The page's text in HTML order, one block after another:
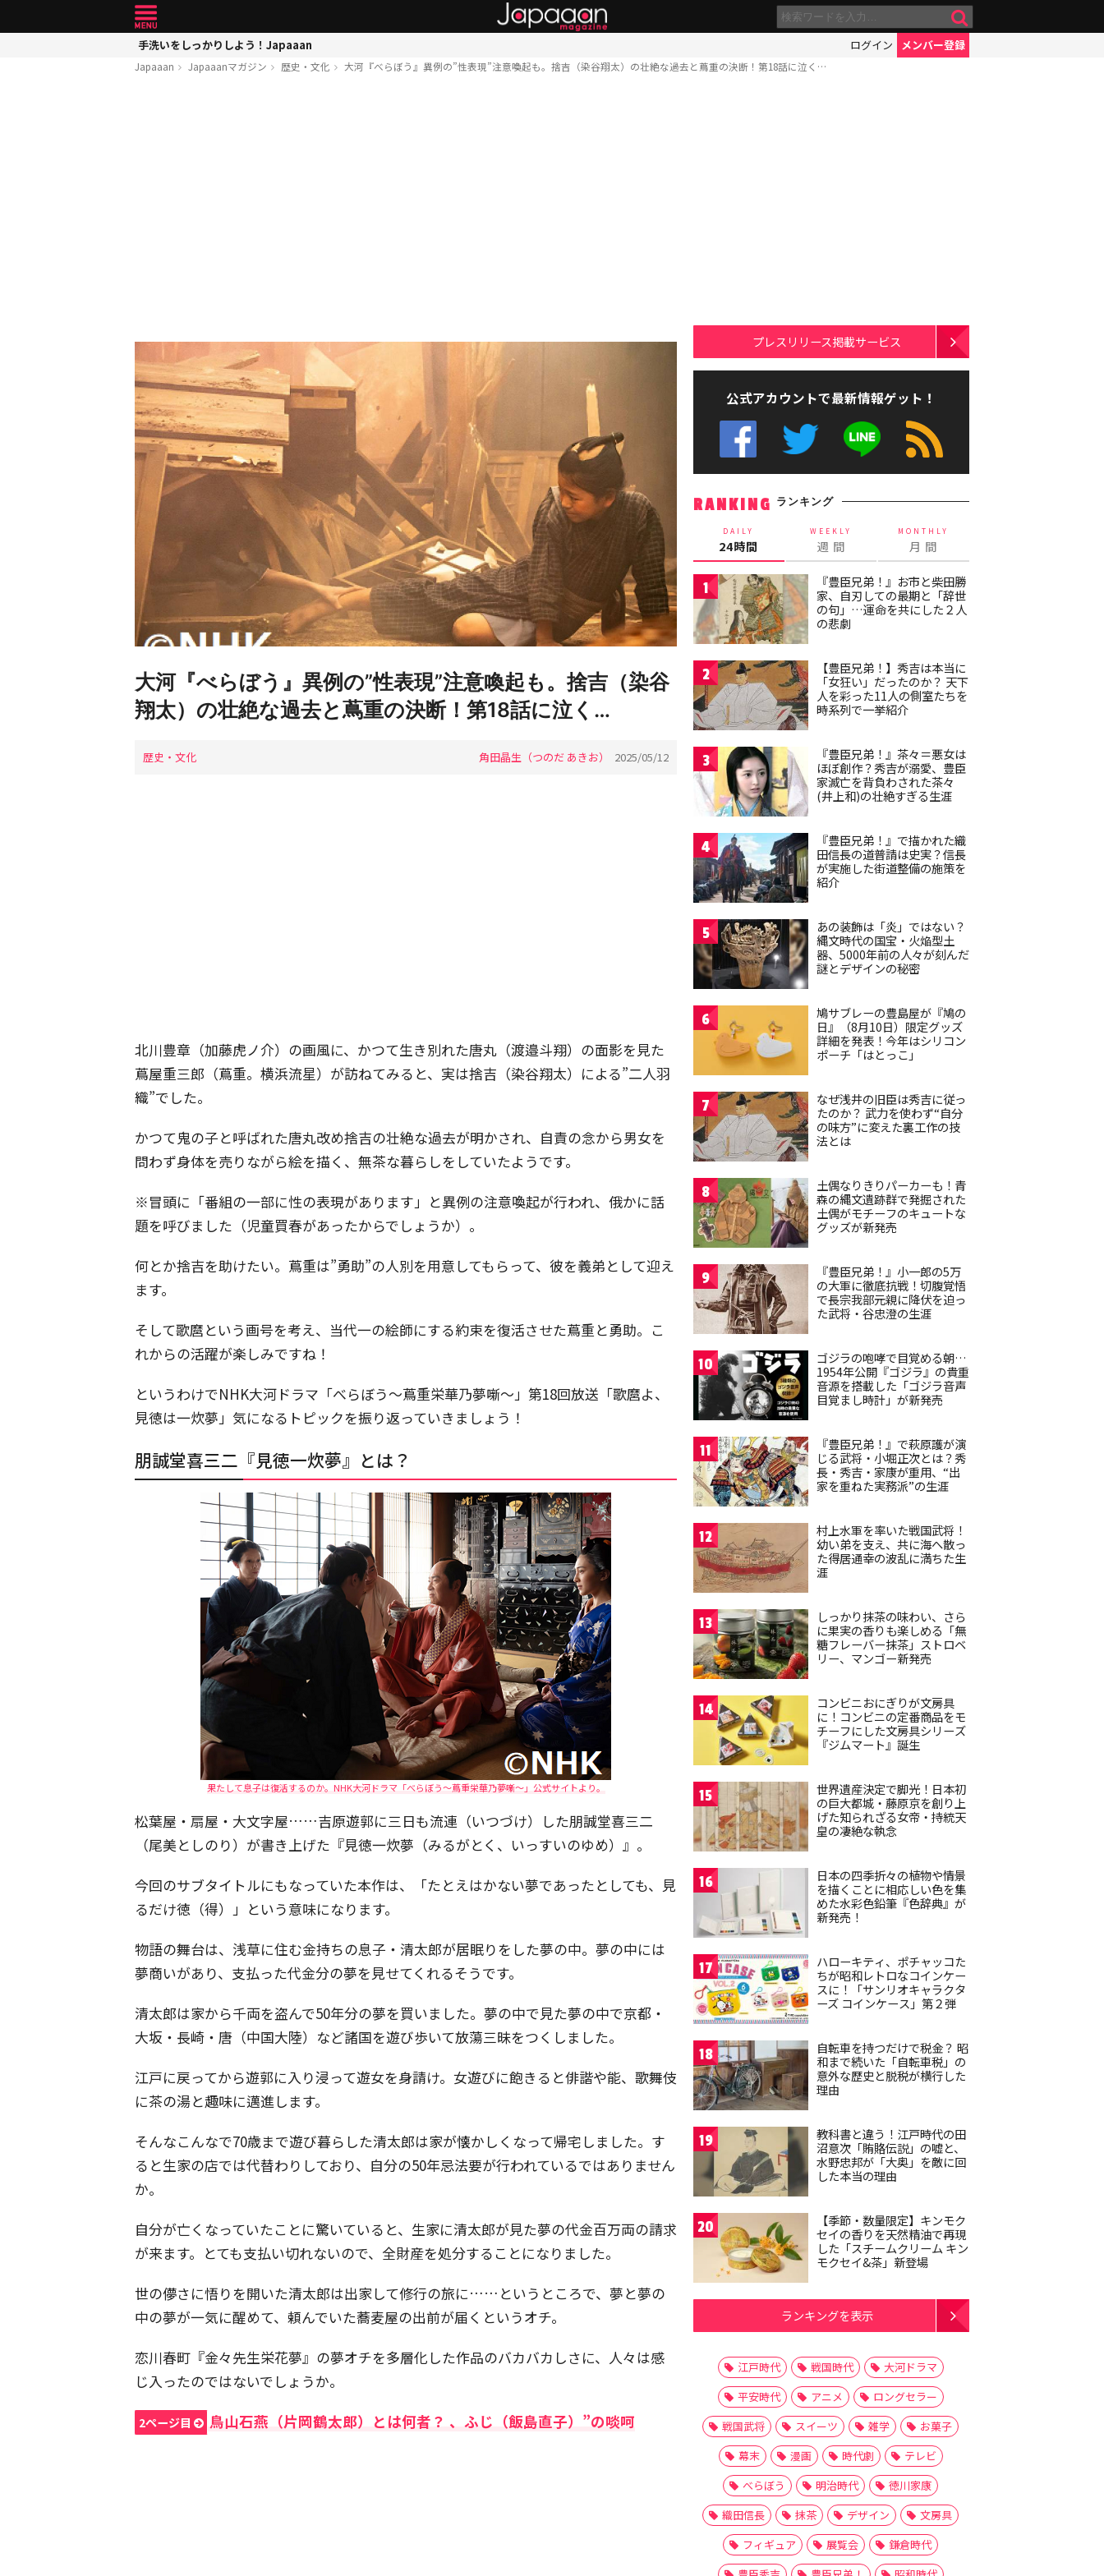
手洗いをしっかりしよう！Japaaan ログイン メンバー登録
Japaaan Japaaanマガジン 歴史・文化 大河『べらぼう』異例の”性表現”注意喚起も。捨吉（染谷翔太）の壮絶な過去と蔦重の決断！第18話に泣く…
大河『べらぼう』異例の”性表現”注意喚起も。捨吉（染谷
翔太）の壮絶な過去と蔦重の決断！第18話に泣く…
歴史・文化 角田晶生（つのだ あきお） 2025/05/12
北川豊章（加藤虎ノ介）の画風に、かつて生き別れた唐丸（渡邉斗翔）の面影を見た
蔦屋重三郎（蔦重。横浜流星）が訪ねてみると、実は捨吉（染谷翔太）による”二人羽
織”でした。
かつて鬼の子と呼ばれた唐丸改め捨吉の壮絶な過去が明かされ、自責の念から男女を
問わず身体を売りながら絵を描く、無茶な暮らしをしていたようです。
※冒頭に「番組の一部に性の表現があります」と異例の注意喚起が行われ、俄かに話
題を呼びました（児童買春があったからでしょうか）。
何とか捨吉を助けたい。蔦重は”勇助”の人別を用意してもらって、彼を義弟として迎え
ます。
そして歌麿という画号を考え、当代一の絵師にする約束を復活させた蔦重と勇助。こ
れからの活躍が楽しみですね！
というわけでNHK大河ドラマ「べらぼう～蔦重栄華乃夢噺～」第18回放送「歌麿よ、
見徳は一炊夢」気になるトピックを振り返っていきましょう！
朋誠堂喜三二『見徳一炊夢』とは？
果たして息子は復活するのか。NHK大河ドラマ「べらぼう～蔦重栄華乃夢噺～」公式サイトより。
松葉屋・扇屋・大文字屋……吉原遊郭に三日も流連（いつづけ）した朋誠堂喜三二
（尾美としのり）が書き上げた『見徳一炊夢（みるがとく、いっすいのゆめ）』。
今回のサブタイトルにもなっていた本作は、「たとえはかない夢であったとしても、見
るだけ徳（得）」という意味になります。
物語の舞台は、浅草に住む金持ちの息子・清太郎が居眠りをした夢の中。夢の中には
夢商いがあり、支払った代金分の夢を見せてくれるそうです。
清太郎は家から千両を盗んで50年分の夢を買いました。夢の中で見た夢の中で京都・
大坂・長崎・唐（中国大陸）など諸国を遊び歩いて放蕩三昧をつくしました。
江戸に戻ってから遊郭に入り浸って遊女を身請け。女遊びに飽きると俳諧や能、歌舞伎
に茶の湯と趣味に邁進します。
そんなこんなで70歳まで遊び暮らした清太郎は家が懐かしくなって帰宅しました。す
ると生家の店では代替わりしており、自分の50年忌法要が行われているではありません
か。
自分が亡くなっていたことに驚いていると、生家に清太郎が見た夢の代金百万両の請求
が来ます。とても支払い切れないので、全財産を処分することになりました。
世の儚さに悟りを開いた清太郎は出家して修行の旅に……というところで、夢と夢の
中の夢が一気に醒めて、頼んでいた蕎麦屋の出前が届くというオチ。
恋川春町『金々先生栄花夢』の夢オチを多層化した作品のバカバカしさに、人々は感
じ入ったのではないでしょうか。
2ページ目 鳥山石燕（片岡鶴太郎）とは何者？ 、ふじ（飯島直子）”の啖呵
プレスリリース掲載サービス
公式アカウントで最新情報ゲット！
RANKING ランキング
DAILY
24時間
WEEKLY
週 間
MONTHLY
月 間
1
『豊臣兄弟！』お市と柴田勝
家、自刃しての最期と「辞世
の句」…運命を共にした２人
の悲劇
2
【豊臣兄弟！】秀吉は本当に
「女狂い」だったのか？ 天下
人を彩った11人の側室たちを
時系列で一挙紹介
3
『豊臣兄弟！』茶々＝悪女は
ほぼ創作？秀吉が溺愛、豊臣
家滅亡を背負わされた茶々
(井上和)の壮絶すぎる生涯
4
『豊臣兄弟！』で描かれた織
田信長の道普請は史実？信長
が実施した街道整備の施策を
紹介
5
あの装飾は「炎」ではない？
縄文時代の国宝・火焔型土
器、5000年前の人々が刻んだ
謎とデザインの秘密
6
鳩サブレーの豊島屋が『鳩の
日』（8月10日）限定グッズ
詳細を発表！今年はシリコン
ポーチ「はとっこ」
7
なぜ浅井の旧臣は秀吉に従っ
たのか？ 武力を使わず“自分
の味方”に変えた裏工作の技
法とは
8
土偶なりきりパーカーも！青
森の縄文遺跡群で発掘された
土偶がモチーフのキュートな
グッズが新発売
9
『豊臣兄弟！』小一郎の5万
の大軍に徹底抗戦！切腹覚悟
で長宗我部元親に降伏を迫っ
た武将・谷忠澄の生涯
10
ゴジラの咆哮で目覚める朝…
1954年公開『ゴジラ』の貴重
音源を搭載した「ゴジラ音声
目覚まし時計」が新発売
11
『豊臣兄弟！』で萩原護が演
じる武将・小堀正次とは？秀
長・秀吉・家康が重用、“出
家を重ねた実務派”の生涯
12
村上水軍を率いた戦国武将！
幼い弟を支え、共に海へ散っ
た得居通幸の波乱に満ちた生
涯
13
しっかり抹茶の味わい、さら
に果実の香りも楽しめる「無
糖フレーバー抹茶」ストロベ
リー、マンゴー新発売
14
コンビニおにぎりが文房具
に！コンビニの定番商品をモ
チーフにした文房具シリーズ
『ジムマート』誕生
15
世界遺産決定で脚光！日本初
の巨大都城・藤原京を創り上
げた知られざる女帝・持統天
皇の凄絶な執念
16
日本の四季折々の植物や情景
を描くことに相応しい色を集
めた水彩色鉛筆『色辞典』が
新発売！
17
ハローキティ、ポチャッコた
ちが昭和レトロなコインケー
スに！「サンリオキャラクタ
ーズ コインケース」第２弾
18
自転車を持つだけで税金？ 昭
和まで続いた「自転車税」の
意外な歴史と脱税が横行した
理由
19
教科書と違う！江戸時代の田
沼意次「賄賂伝説」の嘘と、
水野忠邦が「大奥」を敵に回
した本当の理由
20
【季節・数量限定】キンモク
セイの香りを天然精油で再現
した「スチームクリーム キン
モクセイ&茶」新登場
ランキングを表示
江戸時代 戦国時代
大河ドラマ
平安時代
アニメ
ロングセラー
戦国武将
スイーツ 雑学
お菓子
幕末
漫画 時代劇
テレビ
べらぼう
明治時代
徳川家康
織田信長
抹茶 デザイン
文房具
フィギュア
展覧会
鎌倉時代